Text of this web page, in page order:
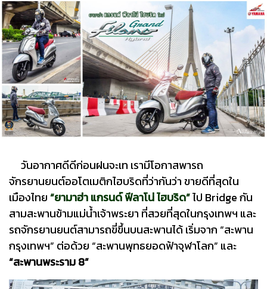
วันอากาศดีดีก่อนฝนจะเท เรามีโอกาสพารถ
จักรยานยนต์ออโตเมติกไฮบริดที่ว่ากันว่า ขายดีที่สุดใน
เมืองไทย“ยามาฮ่า แกรนด์ ฟีลาโน่ ไฮบริด”ไป Bridge กัน
สามสะพานข้ามแม่น้ำเจ้าพระยา ที่สวยที่สุดในกรุงเทพฯ และ
รถจักรยานยนต์สามารถขี่ขึ้นบนสะพานได้ เริ่มจาก “สะพาน
กรุงเทพฯ” ต่อด้วย “สะพานพุทธยอดฟ้าจุฬาโลก” และ
“สะพานพระราม 8”